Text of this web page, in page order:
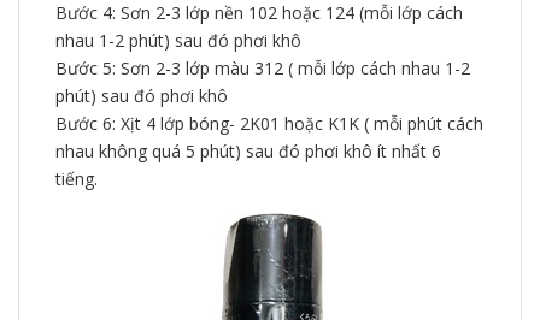
Bước 4: Sơn 2-3 lớp nền 102 hoặc 124 (mỗi lớp cách
nhau 1-2 phút) sau đó phơi khô
Bước 5: Sơn 2-3 lớp màu 312 ( mỗi lớp cách nhau 1-2
phút) sau đó phơi khô
Bước 6: Xịt 4 lớp bóng- 2K01 hoặc K1K ( mỗi phút cách
nhau không quá 5 phút) sau đó phơi khô ít nhất 6
tiếng.